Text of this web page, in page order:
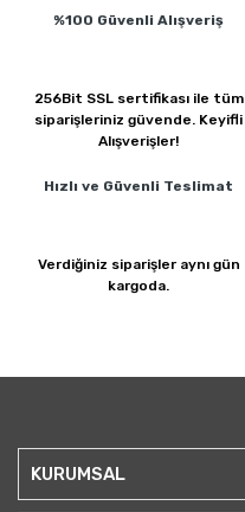
%100 Güvenli Alışveriş
256Bit SSL sertifikası ile tüm
siparişleriniz güvende. Keyifli
Alışverişler!
Hızlı ve Güvenli Teslimat
Verdiğiniz siparişler aynı gün
kargoda.
KURUMSAL